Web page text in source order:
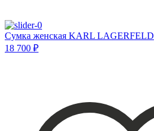
Сумка женская KARL LAGERFELD
18 700 ₽